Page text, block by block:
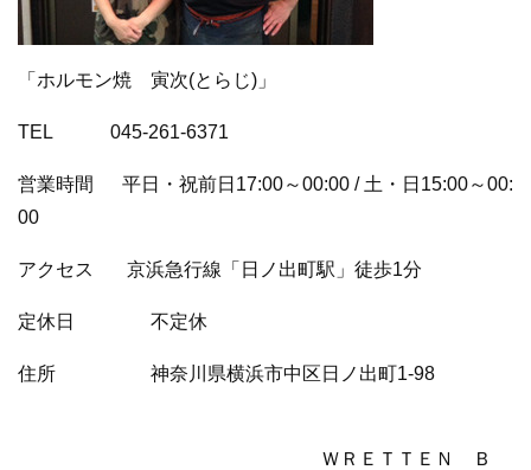
「ホルモン焼 寅次(とらじ)」
TEL 045-261-6371
営業時間 平日・祝前日17:00～00:00 / 土・日15:00～00:
00
アクセス 京浜急行線「日ノ出町駅」徒歩1分
定休日 不定休
住所 神奈川県横浜市中区日ノ出町1-98
ＷＲＥＴＴＥＮ Ｂ